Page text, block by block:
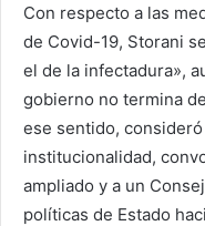
Con respecto a las
de Covid-19, Storani
el de la infectadura»,
gobierno no termina
ese sentido,
institucionalidad,
ampliado y a un
políticas de Estado